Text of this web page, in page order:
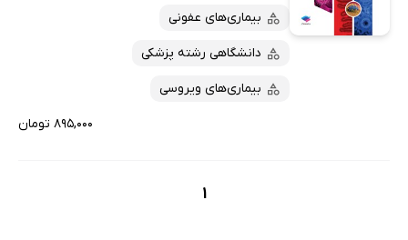
پربحث‌ها
ارزان ترین‌ها
بیماری‌های عفونی
دانشگاهی رشته پزشکی
بیماری‌های ویروسی
۸۹۵,۰۰۰ تومان
1